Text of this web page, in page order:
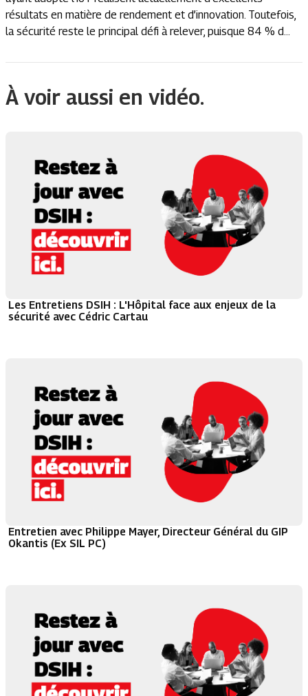
résultats en matière de rendement et d’innovation. Toutefois,
la sécurité reste le principal défi à relever, puisque 84 % d...
À voir aussi en vidéo.
Les Entretiens DSIH : L'Hôpital face aux enjeux de la
sécurité avec Cédric Cartau
Entretien avec Philippe Mayer, Directeur Général du GIP
Okantis (Ex SIL PC)